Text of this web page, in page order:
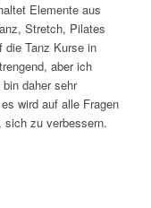
Elemente aus
Stretch, Pilates
die Tanz Kurse in
aber ich
daher sehr
wird auf alle Fragen
sich zu verbessern.